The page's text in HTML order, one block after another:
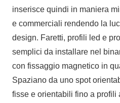
inserisce quindi in maniera
e commerciali rendendo la
design. Faretti, profili led e
semplici da installare nel
con fissaggio magnetico in
Spaziano da uno spot
fisse e orientabili fino a profili